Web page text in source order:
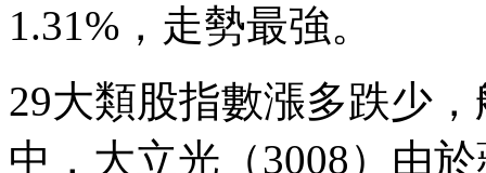
1.31%，走勢最強。
29大類股指數漲多跌少
中，大立光（3008）由